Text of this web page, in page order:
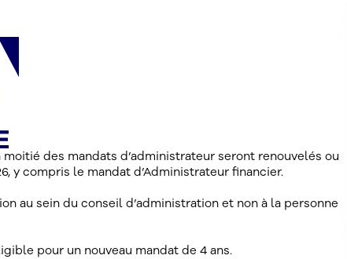
des mandats d’administrateur seront renouvelés ou
y compris le mandat d’Administrateur financier.
au sein du conseil d’administration et non à la personne
pour un nouveau mandat de 4 ans.